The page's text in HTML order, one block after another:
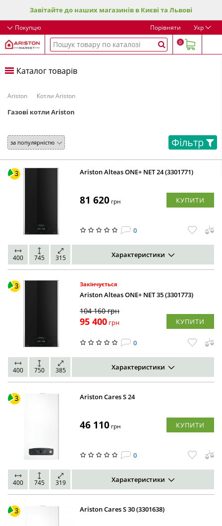
Завітайте до наших магазинів в Києві та Львові
Покупцю Порівняти Укр
0
Каталог товарів
Ariston Котли Ariston
Газові котли Ariston
Фільтр
Ariston Alteas ONE+ NET 24 (3301771)
81 620 грн КУПИТИ
0
400 745 315 Характеристики
Закінчується
Ariston Alteas ONE+ NET 35 (3301773)
95 400 грн
104 160грн
КУПИТИ
0
400 750 385 Характеристики
Ariston Cares S 24
46 110 грн КУПИТИ
0
400 745 319 Характеристики
Ariston Cares S 30 (3301638)